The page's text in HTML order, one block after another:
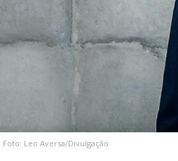
Foto: Leo Aversa/Divulgação